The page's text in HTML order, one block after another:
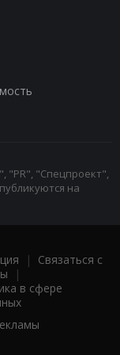
"PR", "Спецпроект",
на
| Связаться с
|
в сфере